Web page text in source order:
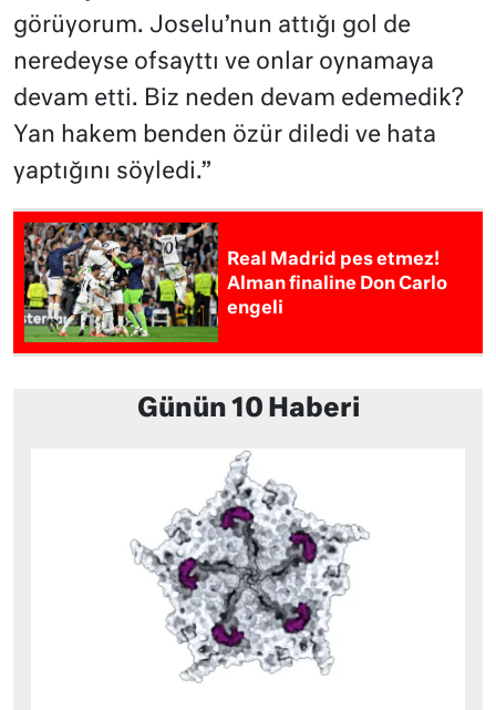
görüyorum. Joselu’nun attığı gol de
neredeyse ofsayttı ve onlar oynamaya
devam etti. Biz neden devam edemedik?
Yan hakem benden özür diledi ve hata
yaptığını söyledi.”
Real Madrid pes etmez!
Alman finaline Don Carlo
engeli
Günün 10 Haberi